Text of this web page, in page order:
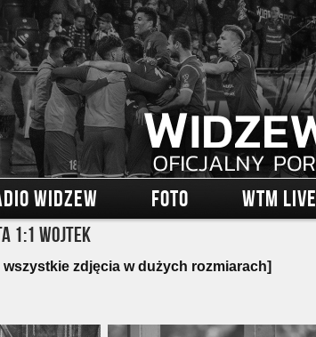
WIDZEW FOTO WTM LIVE
1:1 Wojtek
wszystkie zdjęcia w dużych rozmiarach]